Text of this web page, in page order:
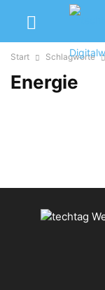
Start Schlagworte
Energie